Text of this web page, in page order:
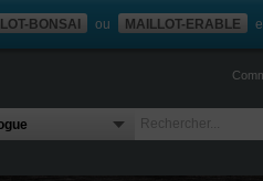
BONSAI ou MAILLOT-ERABLE